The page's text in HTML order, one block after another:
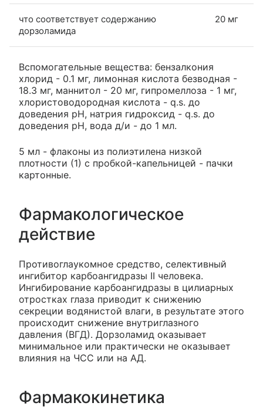
что соответствует содержанию
дорзоламида
20 мг
Вспомогательные вещества: бензалкония
хлорид - 0.1 мг, лимонная кислота безводная -
18.3 мг, маннитол - 20 мг, гипромеллоза - 1 мг,
хлористоводородная кислота - q.s. до
доведения рН, натрия гидроксид - q.s. до
доведения рН, вода д/и - до 1 мл.
5 мл - флаконы из полиэтилена низкой
плотности (1) с пробкой-капельницей - пачки
картонные.
Фармакологическое
действие
Противоглаукомное средство, селективный
ингибитор карбоангидразы II человека.
Ингибирование карбоангидразы в цилиарных
отростках глаза приводит к снижению
секреции водянистой влаги, в результате этого
происходит снижение внутриглазного
давления (ВГД). Дорзоламид оказывает
минимальное или практически не оказывает
влияния на ЧСС или на АД.
Фармакокинетика